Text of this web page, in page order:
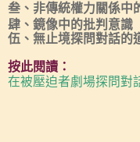
叁、非傳統權力關係中
肆、鏡像中的批判意識
伍、無止境探問對話
按此閱讀：
在被壓迫者劇場探問